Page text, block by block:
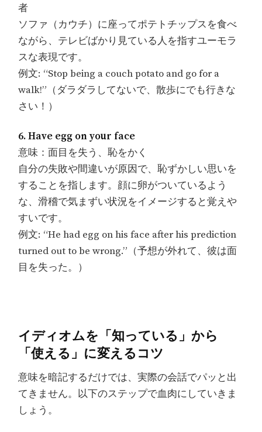
者
ソファ（カウチ）に座ってポテトチップスを食べ
ながら、テレビばかり見ている人を指すユーモラ
スな表現です。
例文: “Stop being a couch potato and go for a
walk!”（ダラダラしてないで、散歩にでも行きな
さい！）
6. Have egg on your face
意味：面目を失う、恥をかく
自分の失敗や間違いが原因で、恥ずかしい思いを
することを指します。顔に卵がついているよう
な、滑稽で気まずい状況をイメージすると覚えや
すいです。
例文: “He had egg on his face after his prediction
turned out to be wrong.”（予想が外れて、彼は面
目を失った。）
イディオムを「知っている」から
「使える」に変えるコツ
意味を暗記するだけでは、実際の会話でパッと出
てきません。以下のステップで血肉にしていきま
しょう。